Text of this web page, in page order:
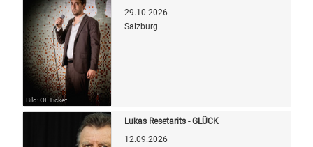
Bild: OETicket
29.10.2026
Salzburg
Lukas Resetarits - GLÜCK
12.09.2026